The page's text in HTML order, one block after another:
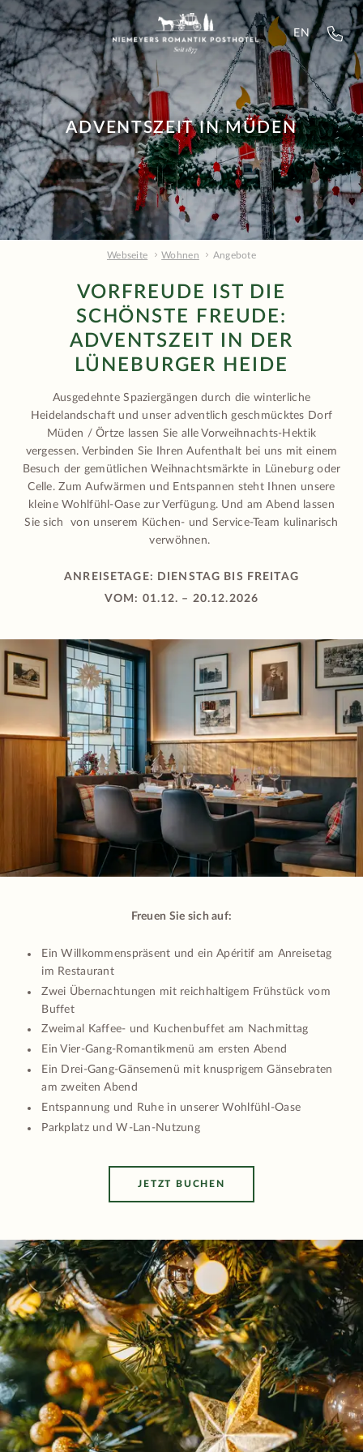
EN
ADVENTSZEIT IN MÜDEN
Webseite Wohnen Angebote
VORFREUDE IST DIE
SCHÖNSTE FREUDE:
ADVENTSZEIT IN DER
LÜNEBURGER HEIDE
Ausgedehnte Spaziergängen durch die winterliche
Heidelandschaft und unser adventlich geschmücktes Dorf
Müden / Örtze lassen Sie alle Vorweihnachts-Hektik
vergessen. Verbinden Sie Ihren Aufenthalt bei uns mit einem
Besuch der gemütlichen Weihnachtsmärkte in Lüneburg oder
Celle. Zum Aufwärmen und Entspannen steht Ihnen unsere
kleine Wohlfühl-Oase zur Verfügung. Und am Abend lassen
Sie sich von unserem Küchen- und Service-Team kulinarisch
verwöhnen.
ANREISETAGE: DIENSTAG BIS FREITAG
VOM: 01.12. – 20.12.2026
Freuen Sie sich auf:
Ein Willkommenspräsent und ein Apéritif am Anreisetag
im Restaurant
Zwei Übernachtungen mit reichhaltigem Frühstück vom
Buffet
Zweimal Kaffee- und Kuchenbuffet am Nachmittag
Ein Vier-Gang-Romantikmenü am ersten Abend
Ein Drei-Gang-Gänsemenü mit knusprigem Gänsebraten
am zweiten Abend
Entspannung und Ruhe in unserer Wohlfühl-Oase
Parkplatz und W-Lan-Nutzung
JETZT BUCHEN